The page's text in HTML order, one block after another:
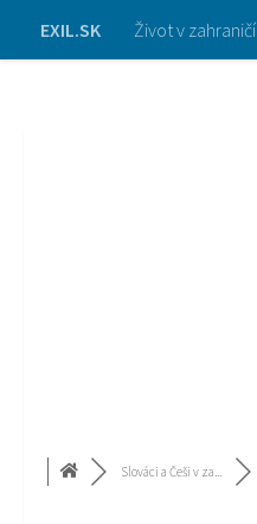
EXIL.SK Život v zahraničí
Slováci a Češi v za...